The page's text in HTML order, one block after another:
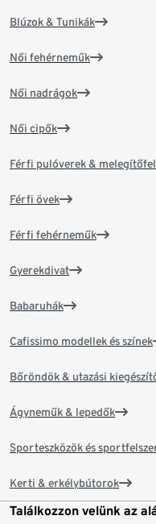
Blúzok & Tunikák
Női fehérneműk
Női nadrágok
Női cipők
Férfi pulóverek &
Férfi övek
Férfi fehérneműk
Gyerekdivat
Babaruhák
Cafissimo modellek és színek
Bőröndök & utazási
Ágyneműk & lepedők
Sporteszközök és
Kerti & erkélybútorok
Találkozzon velünk az